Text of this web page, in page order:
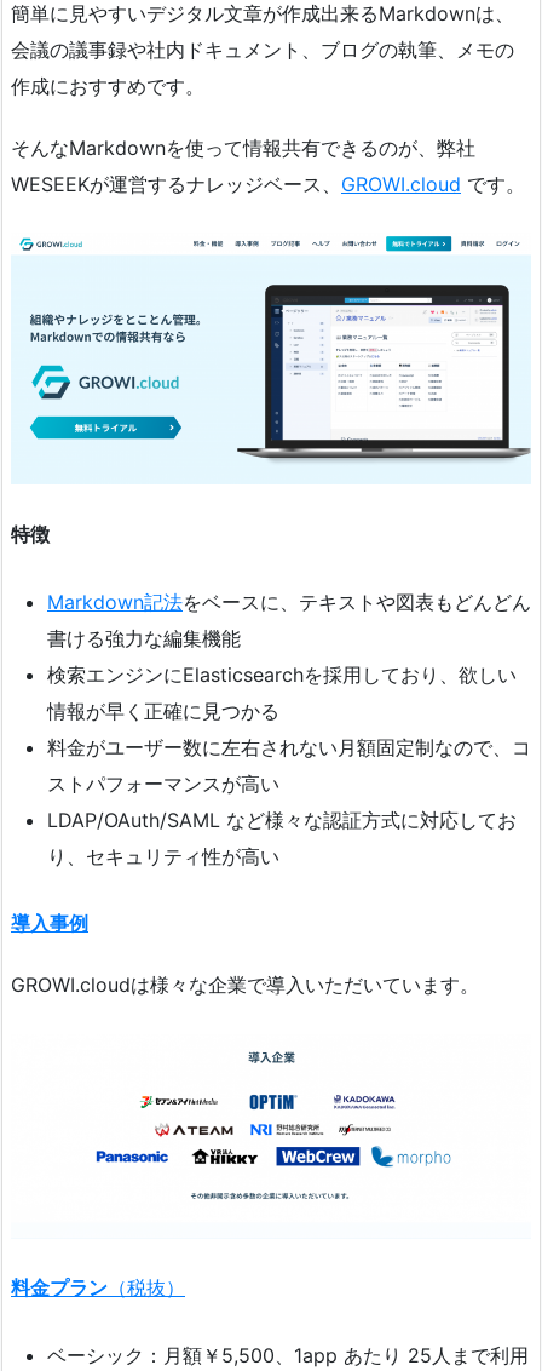
簡単に見やすいデジタル文章が作成出来るMarkdownは、
会議の議事録や社内ドキュメント、ブログの執筆、メモの
作成におすすめです。
そんなMarkdownを使って情報共有できるのが、弊社
WESEEKが運営するナレッジベース、 GROWI.cloud です。
特徴
Markdown記法をベースに、テキストや図表もどんどん
書ける強力な編集機能
検索エンジンにElasticsearchを採用しており、欲しい
情報が早く正確に見つかる
料金がユーザー数に左右されない月額固定制なので、コ
ストパフォーマンスが高い
LDAP/OAuth/SAML など様々な認証方式に対応してお
り、セキュリティ性が高い
導入事例
GROWI.cloudは様々な企業で導入いただいています。
料金プラン （税抜）
ベーシック：月額￥5,500、1app あたり 25人まで利用